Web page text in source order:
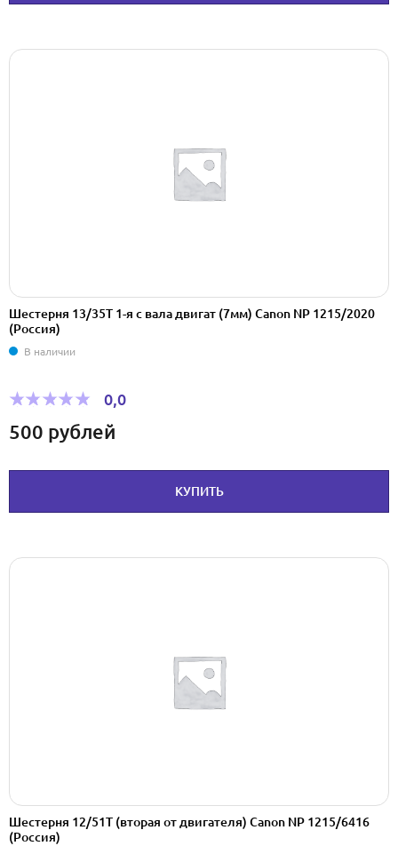
Шестерня 13/35T 1-я с вала двигат (7мм) Canon NP 1215/2020
(Россия)
В наличии
0,0
500 рублей
КУПИТЬ
Шестерня 12/51T (вторая от двигателя) Canon NP 1215/6416
(Россия)